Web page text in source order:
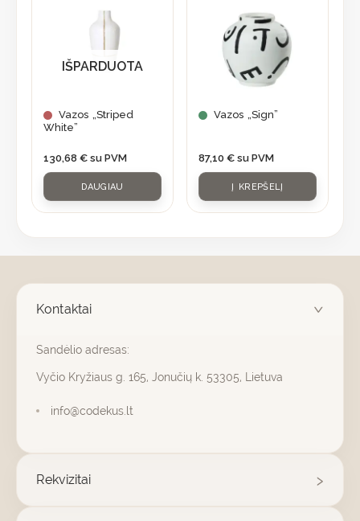
IŠPARDUOTA
Vazos „Striped
White”
130,68 € su PVM
DAUGIAU
Vazos „Sign”
87,10 € su PVM
Į KREPŠELĮ
Kontaktai
Sandėlio adresas:
Vyčio Kryžiaus g. 165, Jonučių k. 53305, Lietuva
info@codekus.lt
Rekvizitai